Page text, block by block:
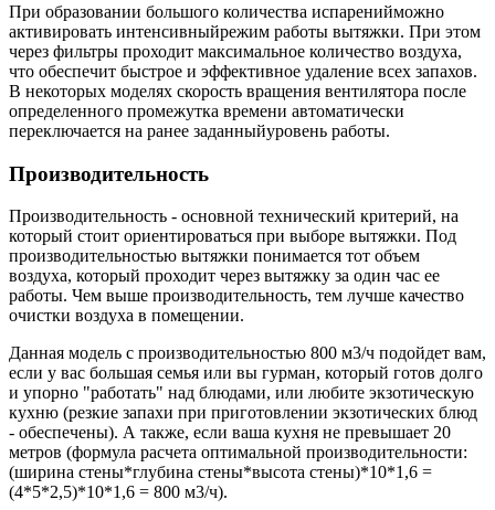
При образовании большого количества испаренийможно
активировать интенсивныйрежим работы вытяжки. При этом
через фильтры проходит максимальное количество воздуха,
что обеспечит быстрое и эффективное удаление всех запахов.
В некоторых моделях скорость вращения вентилятора после
определенного промежутка времени автоматически
переключается на ранее заданныйуровень работы.
Производительность
Производительность - основной технический критерий, на
который стоит ориентироваться при выборе вытяжки. Под
производительностью вытяжки понимается тот объем
воздуха, который проходит через вытяжку за один час ее
работы. Чем выше производительность, тем лучше качество
очистки воздуха в помещении.
Данная модель с производительностью 800 м3/ч подойдет вам,
если у вас большая семья или вы гурман, который готов долго
и упорно "работать" над блюдами, или любите экзотическую
кухню (резкие запахи при приготовлении экзотических блюд
- обеспечены). А также, если ваша кухня не превышает 20
метров (формула расчета оптимальной производительности:
(ширина стены*глубина стены*высота стены)*10*1,6 =
(4*5*2,5)*10*1,6 = 800 м3/ч).